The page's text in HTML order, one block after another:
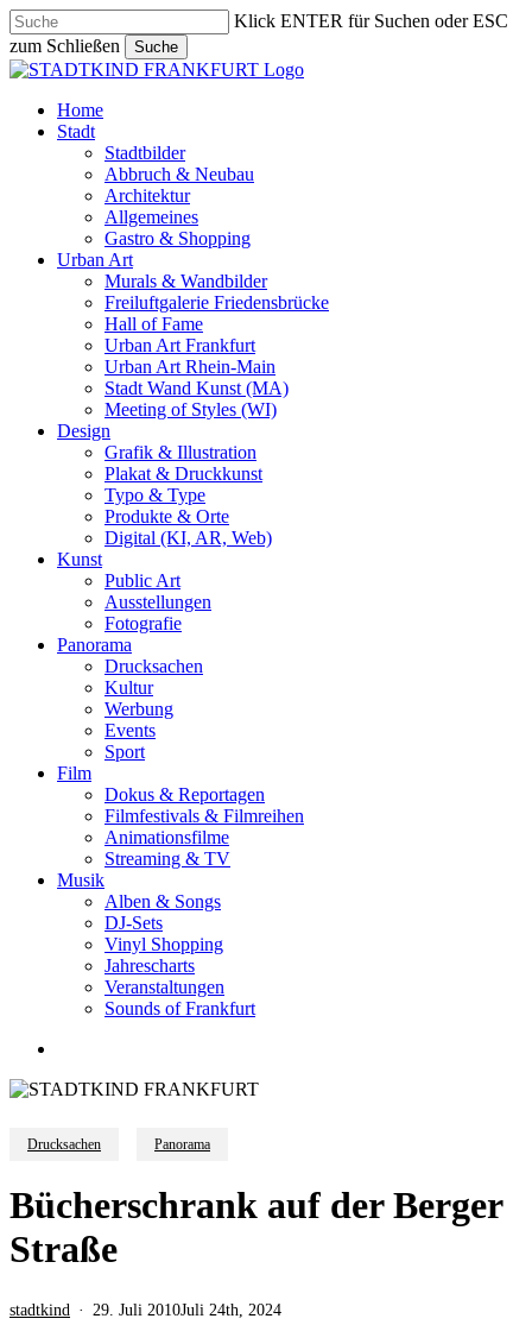
Skip
to
main
content
Klick ENTER für Suchen oder ESC
zum Schließen
Suche
Close
search
Menu
Home
Stadt
Stadtbilder
Abbruch & Neubau
Architektur
Allgemeines
Gastro & Shopping
Urban Art
Murals & Wandbilder
Freiluftgalerie Friedensbrücke
Hall of Fame
Urban Art Frankfurt
Urban Art Rhein-Main
Stadt Wand Kunst (MA)
Meeting of Styles (WI)
Design
Grafik & Illustration
Plakat & Druckkunst
Typo & Type
Produkte & Orte
Digital (KI, AR, Web)
Kunst
Public Art
Ausstellungen
Fotografie
Panorama
Drucksachen
Kultur
Werbung
Events
Sport
Film
Dokus & Reportagen
Filmfestivals & Filmreihen
Animationsfilme
Streaming & TV
Musik
Alben & Songs
DJ-Sets
Vinyl Shopping
Jahrescharts
Veranstaltungen
Sounds of Frankfurt
Drucksachen Panorama
Bücherschrank auf der Berger
Straße
stadtkind 29. Juli 2010Juli 24th, 2024